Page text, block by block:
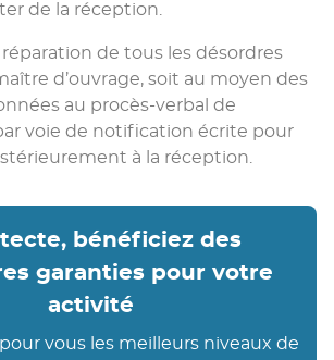
de la réception.
réparation de tous les désordres
d’ouvrage, soit au moyen des
au procès-verbal de
voie de notification écrite pour
à la réception.
bénéficiez des
garanties pour votre
activité
vous les meilleurs niveaux de